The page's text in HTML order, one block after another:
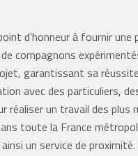
d’honneur à fournir
compagnons
garantissant sa
avec des particuliers,
réaliser un travail des plus
toute la France
un service de proximité.